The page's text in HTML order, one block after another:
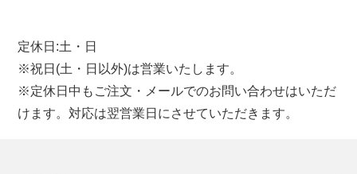
定休日:土・日
※祝日(土・日以外)は営業いたします。
※定休日中もご注文・メールでのお問い合わせはいただ
けます。対応は翌営業日にさせていただきます。